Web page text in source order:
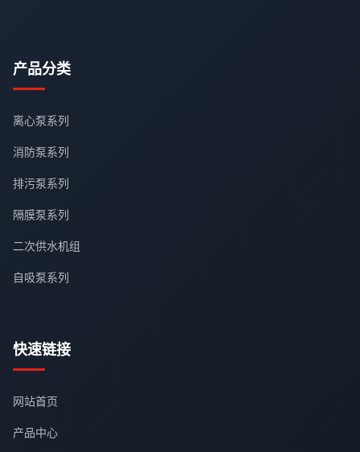
产品分类
离心泵系列
消防泵系列
排污泵系列
隔膜泵系列
二次供水机组
自吸泵系列
快速链接
网站首页
产品中心